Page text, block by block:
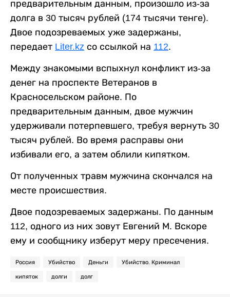
предварительным данным, произошло из-за
долга в 30 тысяч рублей (174 тысячи тенге).
Двое подозреваемых уже задержаны,
передает Liter.kz со ссылкой на 112.
Между знакомыми вспыхнул конфликт из-за
денег на проспекте Ветеранов в
Красносельском районе. По
предварительным данным, двое мужчин
удерживали потерпевшего, требуя вернуть 30
тысяч рублей. Во время расправы они
избивали его, а затем облили кипятком.
От полученных травм мужчина скончался на
месте происшествия.
Двое подозреваемых задержаны. По данным
112, одного из них зовут Евгений М. Вскоре
ему и сообщнику изберут меру пресечения.
Россия Убийство Деньги Убийство. Криминал
кипяток долги долг